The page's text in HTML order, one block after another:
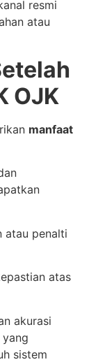
resmi
atau
OJK
manfaat
atau penalti
atas
akurasi
sistem